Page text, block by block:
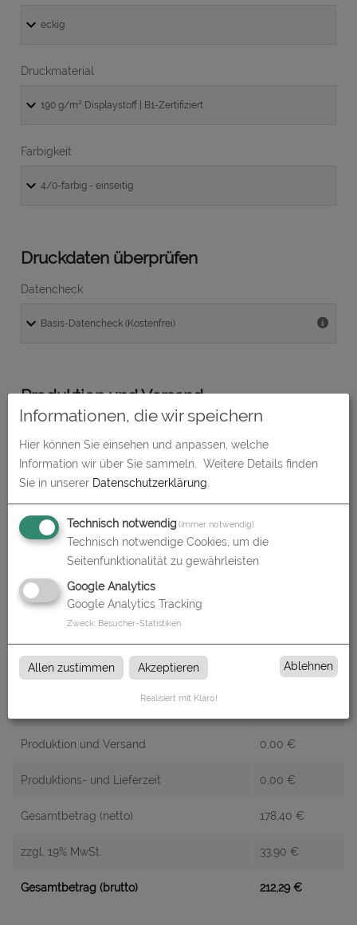
Druckmaterial
Farbigkeit
Druckdaten überprüfen
Datencheck
Produktion und Versand
Absenderadresse
Produkt-Konfiguration 178,40€
Produktion und Versand 0,00 €
Produktions- und Lieferzeit 0,00 €
Gesamtbetrag (netto) 178,40 €
zzgl. 19% MwSt. 33,90 €
Gesamtbetrag (brutto) 212,29 €
Informationen, die wir speichern
Hier können Sie einsehen und anpassen, welche
Information wir über Sie sammeln.
Weitere Details finden
Sie in unserer Datenschutzerklärung
Technisch notwendig(immer notwendig)
Technisch notwendige Cookies, um die
Seitenfunktionalität zu gewährleisten
Google Analytics
Google Analytics Tracking
Zweck: Besucher-Statistiken
Allen zustimmen Akzeptieren Ablehnen
Realisiert mit Klaro!